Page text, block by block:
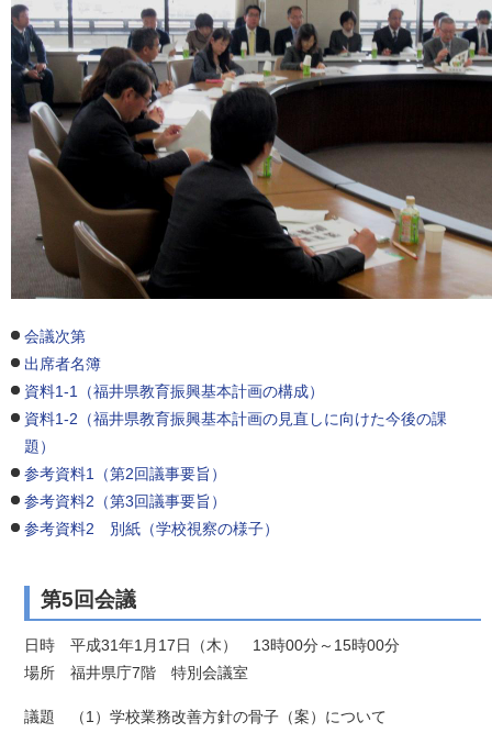
会議次第
出席者名簿
資料1-1（福井県教育振興基本計画の構成）
資料1-2（福井県教育振興基本計画の見直しに向けた今後の課
題）
参考資料1（第2回議事要旨）
参考資料2（第3回議事要旨）
参考資料2 別紙（学校視察の様子）
第5回会議
日時 平成31年1月17日（木） 13時00分～15時00分
場所 福井県庁7階 特別会議室
議題 （1）学校業務改善方針の骨子（案）について